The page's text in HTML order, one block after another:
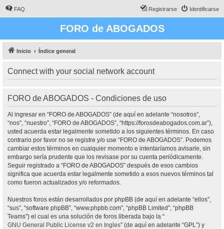
FAQ Identificarse
Registrarse
FORO de ABOGADOS
Inicio Índice general
Connect with your social network account
FORO de ABOGADOS - Condiciones de uso
Al ingresar en “FORO de ABOGADOS” (de aquí en adelante “nosotros”,
“nos”, “nuestro”, “FORO de ABOGADOS”, “https://forosdeabogados.com.ar”),
usted acuerda estar legalmente sometido a los siguientes términos. En caso
contrario por favor no se registre y/o use “FORO de ABOGADOS”. Podemos
cambiar estos términos en cualquier momento e intentaríamos avisarle, sin
embargo sería prudente que los revisase por su cuenta periódicamente.
Seguir registrado a “FORO de ABOGADOS” después de esos cambios
significa que acuerda estar legalmente sometido a esos nuevos términos tal
como fueron actualizados y/o reformados.
Nuestros foros están desarrollados por phpBB (de aquí en adelante “ellos”,
“sus”, “software phpBB”, “www.phpbb.com”, “phpBB Limited”, “phpBB
Teams”) el cual es una solución de foros liberada bajo la “
GNU General Public License v2 en Ingles” (de aquí en adelante “GPL”) y